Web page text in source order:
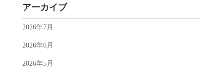
アーカイブ
2026年7月
2026年6月
2026年5月